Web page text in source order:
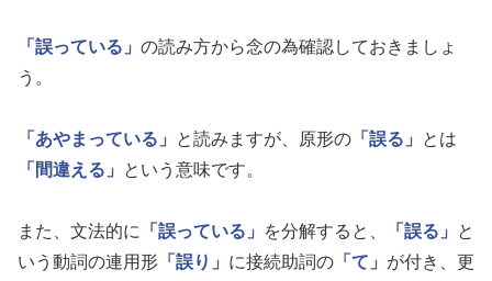
「誤っている」 の読み方から念の為確認しておきましょ
う。
「あやまっている」 と読みますが、原形の 「誤る」
とは
「間違える」
という意味です。
また、文法的に 「誤っている」 を分解すると、 「誤る」
と
いう動詞の連用形 「誤り」 に接続助詞の 「て」 が付き、更